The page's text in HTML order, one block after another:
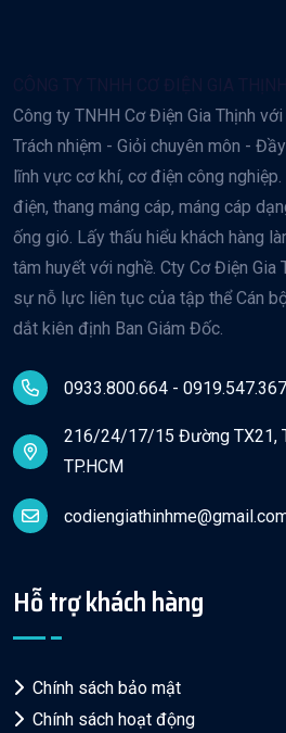
Công ty TNHH Cơ Điện Gia Thịnh
Trách nhiệm - Giỏi chuyên môn -
lĩnh vực cơ khí, cơ điện công
điện, thang máng cáp, máng cáp
ống gió. Lấy thấu hiểu khách hàng
tâm huyết với nghề. Cty Cơ Điện Gia
sự nỗ lực liên tục của tập thể Cán
dắt kiên định Ban Giám Đốc.
0933.800.664 - 0919.547.367
216/24/17/15 Đường TX21,
TP.HCM
Hỗ trợ khách hàng
Chính sách bảo mật
Chính sách hoạt động